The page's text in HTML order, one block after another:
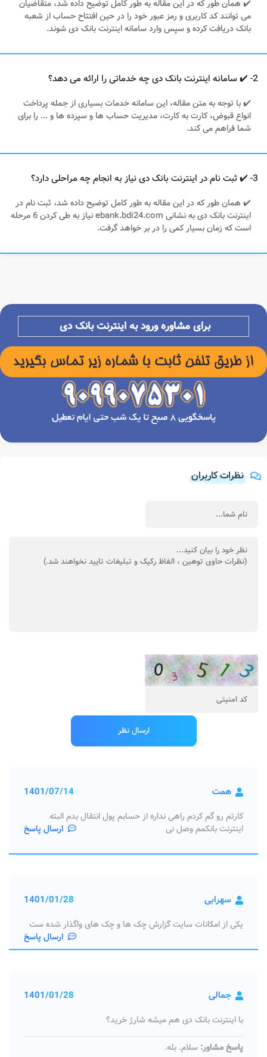
✔️ همان طور که در این مقاله به طور کامل توضیح داده شد، متقاضیان
می توانند کد کاربری و رمز عبور خود را در حین افتتاح حساب از شعبه
بانک دریافت کرده و سپس وارد سامانه اینترنت بانک دی شوند.
2- ✔️ سامانه اینترنت بانک دی چه خدماتی را ارائه می‌ دهد؟
✔️ با توجه به متن مقاله، این سامانه خدمات بسیاری از جمله پرداخت
انواع قبوض، کارت به کارت، مدیریت حساب‌ ها و سپرده ‌ها و ... را برای
شما فراهم می کند.
3- ✔️ ثبت نام در اینترنت بانک دی نیاز به انجام چه مراحلی دارد؟
✔️ همان طور که در این مقاله به طور کامل توضیح داده شد، ثبت نام در
اینترنت بانک دی به نشانی ebank.bdi24.com نیاز به طی کردن 6 مرحله
است که زمان بسیار کمی را در بر خواهد گرفت.
برای مشاوره ورود به اینترنت بانک دی
نظرات کاربران
همت 1401/07/14
کارتم رو گم کردم راهی نداره از حسابم پول انتقال بدم البته
اینترنت بانکمم وصل نی
ارسال پاسخ
سهرابی 1401/01/28
یکی از امکانات سایت گزارش چک‌ ها و چک‌ های واگذار شده ست
ارسال پاسخ
جمالی 1401/01/28
با اینترنت بانک دی هم میشه شارژ خرید؟
پاسخ مشاور: سلام. بله.